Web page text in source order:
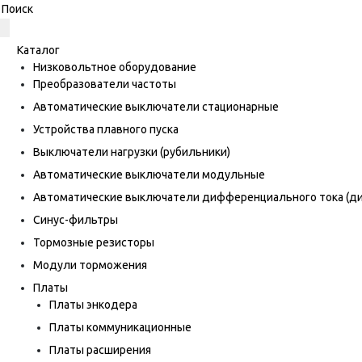
Каталог
Низковольтное оборудование
Преобразователи частоты
Автоматические выключатели стационарные
Устройства плавного пуска
Выключатели нагрузки (рубильники)
Автоматические выключатели модульные
Автоматические выключатели дифференциального тока
Синус-фильтры
Тормозные резисторы
Модули торможения
Платы
Платы энкодера
Платы коммуникационные
Платы расширения